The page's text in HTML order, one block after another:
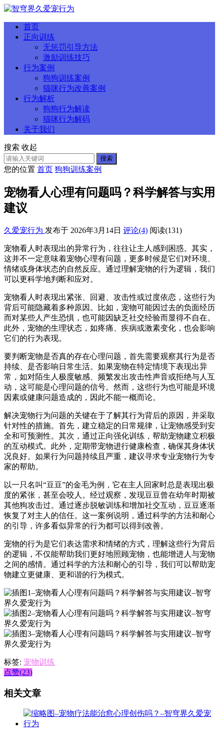
首页
正向训练
无惩罚引导方法
激励训练技巧
行为案例
狗狗训练案例
猫咪行为改善案例
行为解析
狗狗行为解读
猫咪行为解码
关于我们
搜索 收起
搜索
您的位置 首页 狗狗训练案例
宠物看人心理有问题吗？科学解答与实用
建议
久爱宠行为 发布于 2026年3月14日 评论(4) 阅读(131)
宠物看人时表现出的异常行为，往往让主人感到困惑。其实，
这并不一定意味着宠物心理有问题，更多时候是它们对环境、
情绪或身体状态的自然反应。通过理解宠物的行为逻辑，我们
可以更科学地判断和应对。
宠物看人时表现出紧张、回避、攻击性或过度依恋，这些行为
背后可能隐藏着多种原因。比如，宠物可能因过去的负面经历
而对某些人产生恐惧，也可能因缺乏社交经验而显得不自在。
此外，宠物的生理状态，如疼痛、疾病或激素变化，也会影响
它们的行为表现。
要判断宠物是否真的存在心理问题，首先需要观察其行为是否
持续、是否影响日常生活。如果宠物在特定情境下表现出异
常，如对陌生人极度敏感、频繁发出攻击性声音或拒绝与人互
动，这可能是心理问题的信号。然而，这些行为也可能是环境
因素或健康问题造成的，因此不能一概而论。
解决宠物行为问题的关键在于了解其行为背后的原因，并采取
针对性的措施。首先，建立稳定的日常规律，让宠物感受到安
全和可预测性。其次，通过正向强化训练，帮助宠物建立积极
的互动模式。此外，定期带宠物进行健康检查，确保其身体状
况良好。如果行为问题持续且严重，建议寻求专业宠物行为专
家的帮助。
以一只名叫“豆豆”的金毛为例，它在主人回家时总是表现出极
度的紧张，甚至会咬人。经过观察，发现豆豆曾在幼年时期被
其他狗攻击过。通过逐步脱敏训练和增加社交互动，豆豆逐渐
恢复了对主人的信任。这一案例说明，通过科学的方法和耐心
的引导，许多看似异常的行为都可以得到改善。
宠物的行为是它们表达需求和情绪的方式，理解这些行为背后
的逻辑，不仅能帮助我们更好地照顾宠物，也能增进人与宠物
之间的感情。通过科学的方法和耐心的引导，我们可以帮助宠
物建立更健康、更和谐的行为模式。
标签: 宠物训练
点赞(23)
相关文章